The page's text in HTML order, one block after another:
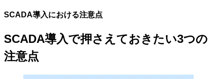
SCADA導入における注意点
SCADA導入で押さえておきたい3つの
注意点